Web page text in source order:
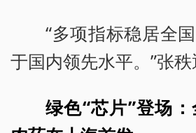
“多项指标稳居全
于国内领先水平。”张秩
绿色“芯片”登场